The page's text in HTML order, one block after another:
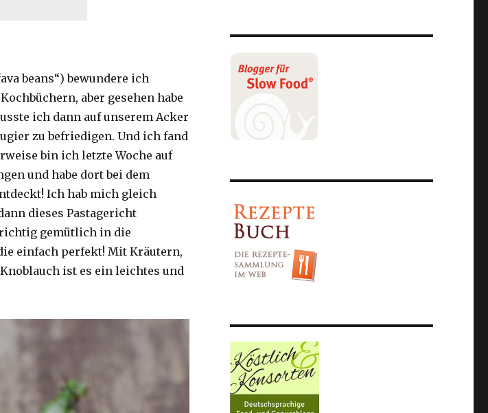
beans“) bewundere ich
aber gesehen habe
ich dann auf unserem Acker
zu befriedigen. Und ich fand
bin ich letzte Woche auf
und habe dort bei dem
Ich hab mich gleich
dieses Pastagericht
gemütlich in die
einfach perfekt! Mit Kräutern,
ist es ein leichtes und